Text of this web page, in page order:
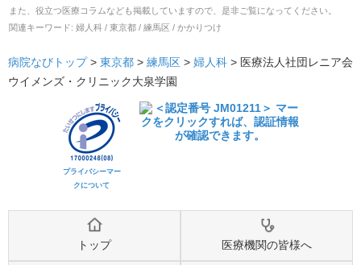
また、役立つ医療コラムなども掲載していますので、是非ご覧になってください。
関連キーワード: 婦人科 / 東京都 / 練馬区 / かかりつけ
病院なびトップ > 東京都 > 練馬区 > 婦人科 > 医療法人社団レニア会
ウイメンズ・クリニック大泉学園
プライバシーマー
クについて
トップ 医療機関の皆様へ